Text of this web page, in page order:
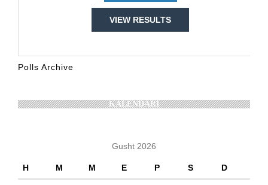
VIEW RESULTS
Polls Archive
KALENDARI
Gusht 2026
H M M E P S D